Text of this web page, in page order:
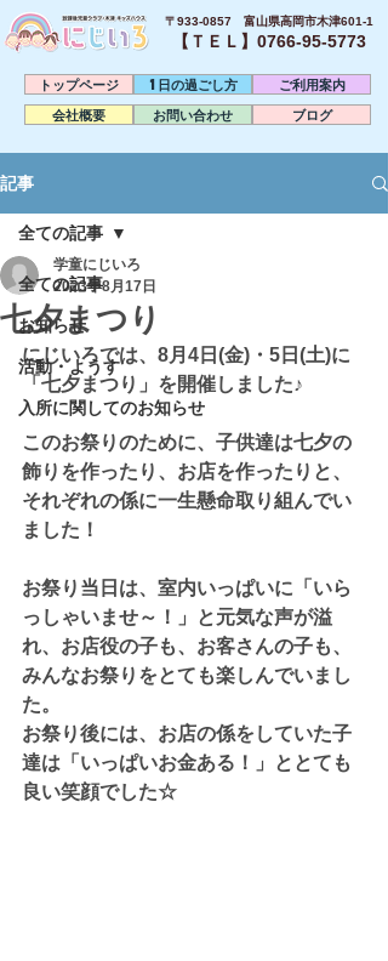
〒933-0857 富山県高岡市木津601-1
【ＴＥＬ】0766-95-5773​
トップページ 1日の過ごし方
ご利用案内
会社概要
お問い合わせ ブログ
記事
全ての記事
お知らせ
活動・ようす
入所に関してのお知らせ
全ての記事
七夕まつり
学童にじいろ
2023年8月17日
にじいろでは、8月4日(金)・5日(土)に
「七夕まつり」を開催しました♪
このお祭りのために、子供達は七夕の
飾りを作ったり、お店を作ったりと、
それぞれの係に一生懸命取り組んでい
ました！
お祭り当日は、室内いっぱいに「いら
っしゃいませ～！」と元気な声が溢
れ、お店役の子も、お客さんの子も、
みんなお祭りをとても楽しんでいまし
た。
お祭り後には、お店の係をしていた子
達は「いっぱいお金ある！」ととても
良い笑顔でした☆